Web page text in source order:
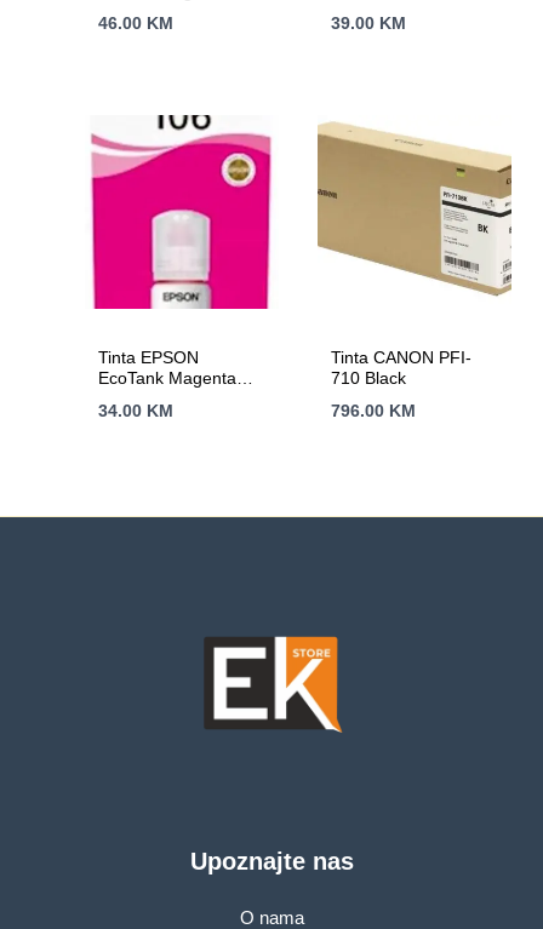
46.00 KM
39.00 KM
Tinta EPSON
EcoTank Magenta
34.00 KM
Tinta CANON PFI-
710 Black
796.00 KM
Upoznajte nas
O nama